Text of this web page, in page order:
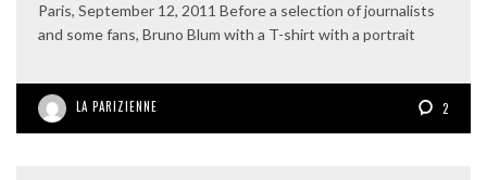
Paris, September 12, 2011 Before a selection of journalists
and some fans, Bruno Blum with a T-shirt with a portrait
LA PARIZIENNE 2